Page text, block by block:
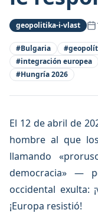
geopolitika-i-vlast
#Bulgaria #
#integración europea
#Hungría 2026
El 12 de abril de
hombre al que
llamando
democracia» —
occidental exulta:
¡Europa resistió!